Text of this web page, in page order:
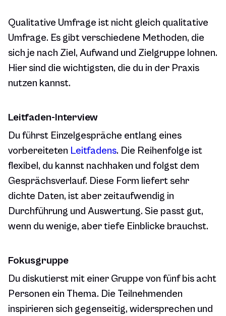
Qualitative Umfrage ist nicht gleich qualitative
Umfrage. Es gibt verschiedene Methoden, die
sich je nach Ziel, Aufwand und Zielgruppe lohnen.
Hier sind die wichtigsten, die du in der Praxis
nutzen kannst.
Leitfaden-Interview
Du führst Einzelgespräche entlang eines
vorbereiteten Leitfadens. Die Reihenfolge ist
flexibel, du kannst nachhaken und folgst dem
Gesprächsverlauf. Diese Form liefert sehr
dichte Daten, ist aber zeitaufwendig in
Durchführung und Auswertung. Sie passt gut,
wenn du wenige, aber tiefe Einblicke brauchst.
Fokusgruppe
Du diskutierst mit einer Gruppe von fünf bis acht
Personen ein Thema. Die Teilnehmenden
inspirieren sich gegenseitig, widersprechen und